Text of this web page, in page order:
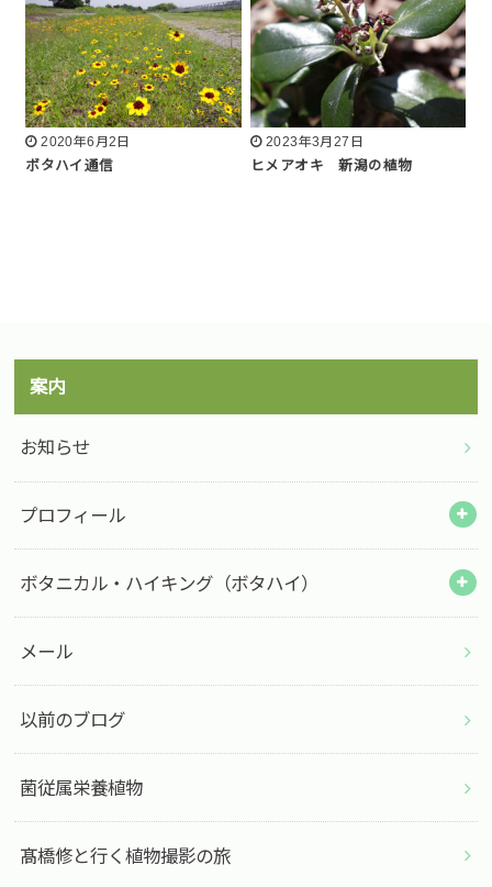
2020年6月2日
ボタハイ通信
2023年3月27日
ヒメアオキ 新潟の植物
案内
お知らせ
プロフィール
ボタニカル・ハイキング（ボタハイ）
メール
以前のブログ
菌従属栄養植物
髙橋修と行く植物撮影の旅